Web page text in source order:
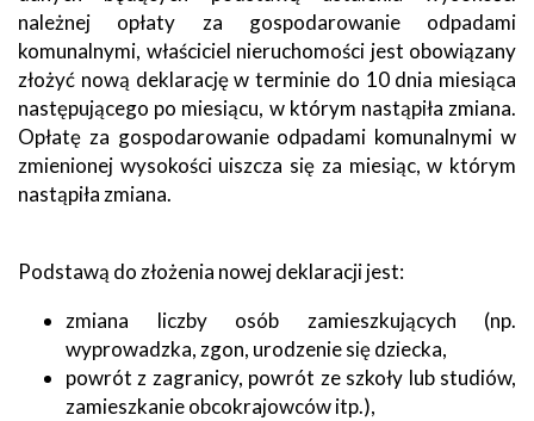
należnej opłaty za gospodarowanie odpadami
komunalnymi, właściciel nieruchomości jest obowiązany
złożyć nową deklarację w terminie do 10 dnia miesiąca
następującego po miesiącu, w którym nastąpiła zmiana.
Opłatę za gospodarowanie odpadami komunalnymi w
zmienionej wysokości uiszcza się za miesiąc, w którym
nastąpiła zmiana.
Podstawą do złożenia nowej deklaracji jest:
zmiana liczby osób zamieszkujących (np.
wyprowadzka, zgon, urodzenie się dziecka,
powrót z zagranicy, powrót ze szkoły lub studiów,
zamieszkanie obcokrajowców itp.),